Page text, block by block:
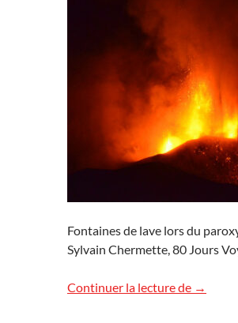
Fontaines de lave lors du
Sylvain Chermette, 80 Jours
Continuer la lecture de Etna,
→